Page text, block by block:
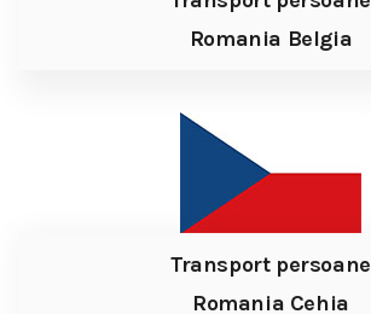
Romania Belgia
Transport persoane
Romania Cehia